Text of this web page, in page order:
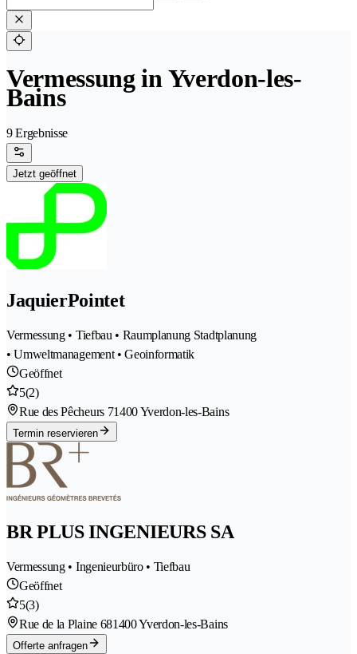
Vermessung in Yverdon-les-
Bains
9 Ergebnisse
Jetzt geöffnet
JaquierPointet
Vermessung • Tiefbau • Raumplanung Stadtplanung
• Umweltmanagement • Geoinformatik
Geöffnet
5(2)
Rue des Pêcheurs 71400 Yverdon-les-Bains
Termin reservieren
BR PLUS INGENIEURS SA
Vermessung • Ingenieurbüro • Tiefbau
Geöffnet
5(3)
Rue de la Plaine 681400 Yverdon-les-Bains
Offerte anfragen